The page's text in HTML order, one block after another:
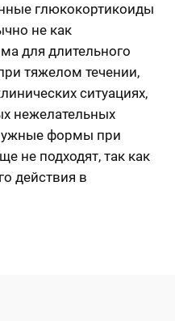
глюкокортикоиды
не как
для длительного
тяжелом течении,
ситуациях,
нежелательных
формы при
не подходят, так как
действия в